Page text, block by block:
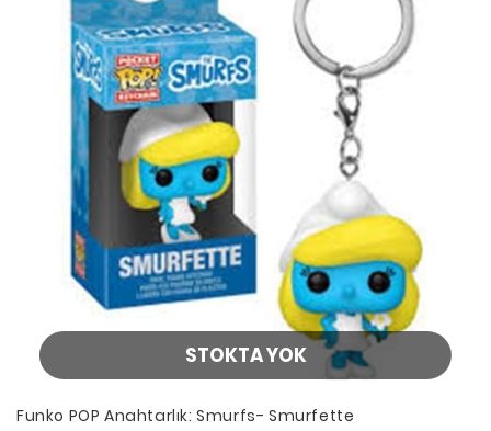
STOKTA YOK
Funko POP Anahtarlık: Smurfs- Smurfette